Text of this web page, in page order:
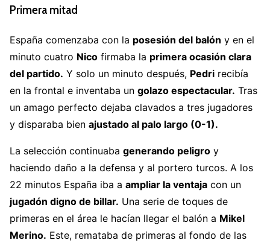
Primera mitad
España comenzaba con la posesión del balón y en el
minuto cuatro Nico firmaba la primera ocasión clara
del partido. Y solo un minuto después, Pedri recibía
en la frontal e inventaba un golazo espectacular. Tras
un amago perfecto dejaba clavados a tres jugadores
y disparaba bien ajustado al palo largo (0-1).
La selección continuaba generando peligro y
haciendo daño a la defensa y al portero turcos. A los
22 minutos España iba a ampliar la ventaja con un
jugadón digno de billar. Una serie de toques de
primeras en el área le hacían llegar el balón a Mikel
Merino. Este, remataba de primeras al fondo de las